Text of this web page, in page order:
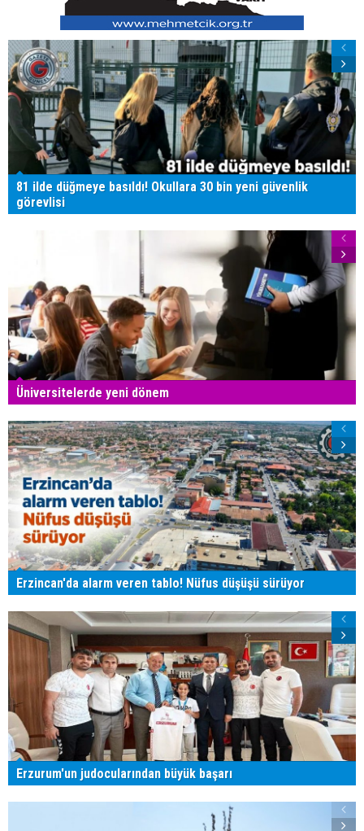
81 ilde düğmeye basıldı! Okullara 30 bin yeni güvenlik
görevlisi
Üniversitelerde yeni dönem
Erzincan'da alarm veren tablo! Nüfus düşüşü sürüyor
Erzurum'un judocularından büyük başarı